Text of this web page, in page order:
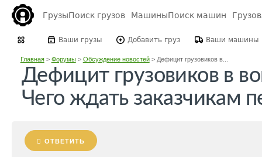
ГрузыПоиск грузов МашиныПоиск машин
Ваши грузы Добавить груз Ваши машины
Главная> Форумы> Обсуждение новостей> Дефицит грузовиков в...
Дефицит грузовиков в
Чего ждать заказчикам
ОТВЕТИТЬ